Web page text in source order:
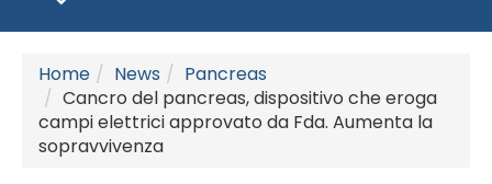
Home News
Pancreas
Cancro del pancreas, dispositivo che eroga
campi elettrici approvato da Fda. Aumenta la
sopravvivenza